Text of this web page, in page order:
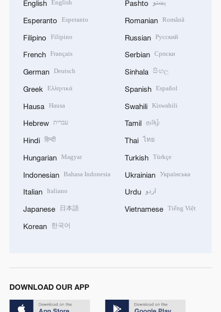
English English
Esperanto Esperanto
Filipino Filipino
French Français
German Deutsch
Greek Ελληνικά
Hausa Hausa
Hebrew עברית
Hindi हिन्दी
Hungarian Magyar
Indonesian Bahasa Indonesia
Italian Italiano
Japanese 日本語
Korean 한국어
Pashto پښتو
Romanian Română
Russian Русский
Serbian Српски
Sinhala සිංහල
Spanish Español
Swahili Kiswahili
Tamil தமிழ்
Thai ไทย
Turkish Türkçe
Ukrainian Українська
Urdu اردو
Vietnamese Tiếng Việt
DOWNLOAD OUR APP